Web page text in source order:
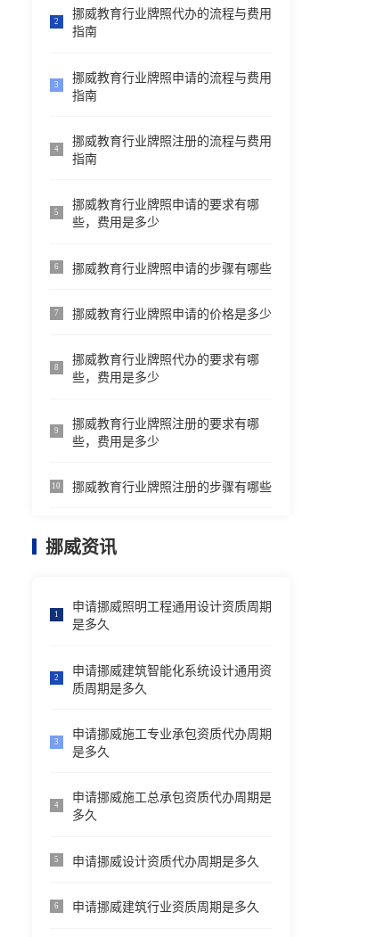
2
挪威教育行业牌照代办的流程与费用
指南
3
挪威教育行业牌照申请的流程与费用
指南
4
挪威教育行业牌照注册的流程与费用
指南
5
挪威教育行业牌照申请的要求有哪
些，费用是多少
6 挪威教育行业牌照申请的步骤有哪些
7 挪威教育行业牌照申请的价格是多少
8
挪威教育行业牌照代办的要求有哪
些，费用是多少
9
挪威教育行业牌照注册的要求有哪
些，费用是多少
10 挪威教育行业牌照注册的步骤有哪些
挪威资讯
1
申请挪威照明工程通用设计资质周期
是多久
2
申请挪威建筑智能化系统设计通用资
质周期是多久
3
申请挪威施工专业承包资质代办周期
是多久
4
申请挪威施工总承包资质代办周期是
多久
5 申请挪威设计资质代办周期是多久
6 申请挪威建筑行业资质周期是多久